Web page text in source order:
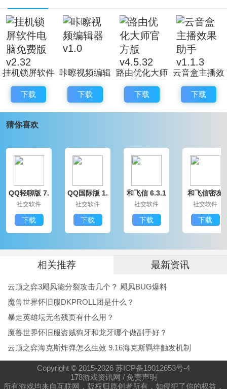
肤引擎释放你的想象力。
挂机锁屏软件
电脑免费版
v2.32
下载
咔嚓视频编辑
器 v1.0
下载
路由优化大师
官方版
v4.5.32
下载
云音盒主播效
果助手 v1.1.3
下载
猜你喜欢
QQ轻聊版 7.
9.14314.0
社交软件
下载
QQ国际版 1.
91.1370.0
社交软件
下载
和飞信 6.3.1
200
社交软件
下载
和飞信密友
圈版 6.3.120
社交软件
下载
相关推荐 最新资讯
云顶之弈3飓风能分裂攻击几个？ 飓风BUG爆料
魔兽世界怀旧服DKPROLL团是什么？
暴走英雄坛无名残页有什么用？
魔兽世界怀旧服盗贼狗牙和龙牙哪个做副手好？
云顶之弈海克斯炸弹怎么生效 9.16海克斯羁绊触发机制
Copyright © 2015-2026 苏ICP备19012653号-4
178游戏资讯网 / 免责声明
所有游戏均来自互联网，版权归原创者所有，如侵犯了你的权益，